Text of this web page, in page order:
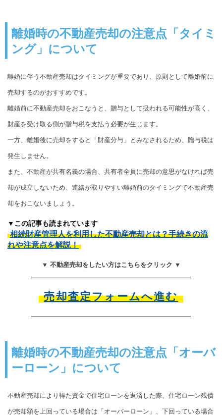
離婚時の不動産売却の注意点「タイミ
ング」について
離婚に伴う不動産売却はタイミングが重要であり、原則として離婚前に
売却するのがおすすめです。
離婚前に不動産売却をおこなうと、贈与として扱われる可能性が高く、
財産を受け取る側が贈与税を支払う必要が生じます。
一方、離婚後に売却をすると「財産分与」とみなされるため、贈与税は
発生しません。
また、不動産が共有名義の場合、共有者全員に売却の意思がなければ売
却が成立しないため、連絡が取りやすい離婚前のタイミングで不動産売
却をおこないましょう。
▼この記事も読まれています
相続財産管理人を利用した不動産売却とは？手続きの流
れや注意点を解説！
▼ 不動産売却をしたい方はこちらをクリック ▼
売却査定フォームへ進む
離婚時の不動産売却の注意点「オーバ
ーローン」について
不動産売却により得た資金で住宅ローンを返済した際、住宅ローン残債
が売却額を上回っている場合は「オーバーローン」、下回っている場合